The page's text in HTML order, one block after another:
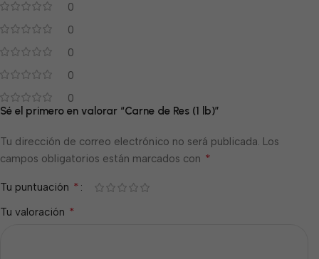
0
0
0
0
0
Sé el primero en valorar “Carne de Res (1 lb)”
Tu dirección de correo electrónico no será publicada. Los
campos obligatorios están marcados con *
Tu puntuación *
Tu valoración *